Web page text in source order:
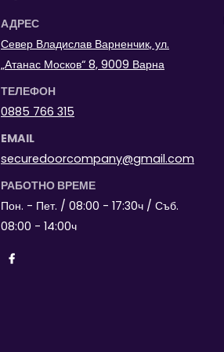
АДРЕС
Север Владислав Варненчик, ул.
„Атанас Москов“ 8, 9009 Варна
ТЕЛЕФОН
0885 766 315
EMAIL
securedoorcompany@gmail.com
РАБОТНО ВРЕМЕ
Пон. - Пет. / 08:00 - 17:30ч / Съб.
08:00 - 14:00ч